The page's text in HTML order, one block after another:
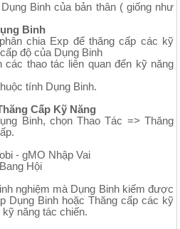
Binh của bản thân ( giống như
Binh
chia Exp để thăng cấp các kỹ
độ của Dụng Binh
các thao tác liên quan đến kỹ năng
tính Dụng Binh.
Cấp Kỹ Năng
Binh, chọn Thao Tác => Thăng
nghiệm mà Dụng Binh kiếm được
Dụng Binh hoặc Thăng cấp các kỹ
năng tác chiến.